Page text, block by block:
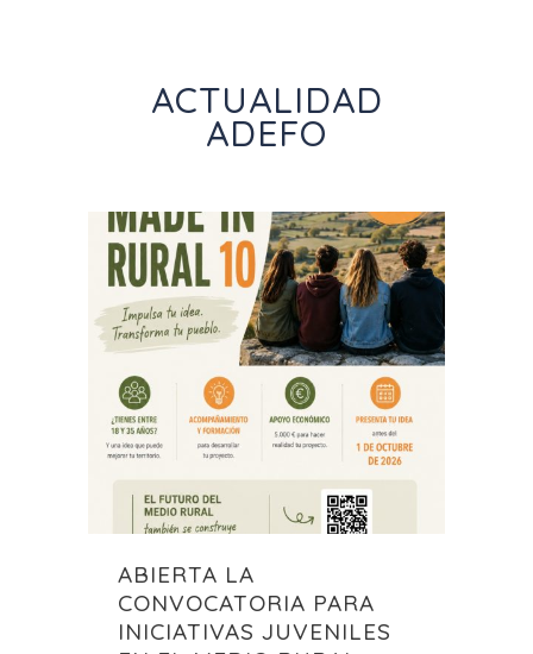
ACTUALIDAD
ADEFO
ABIERTA LA
CONVOCATORIA PARA
INICIATIVAS JUVENILES